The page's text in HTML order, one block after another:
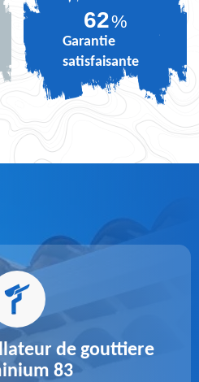
74%
Garantie
satisfaisante
de gouttiere
83